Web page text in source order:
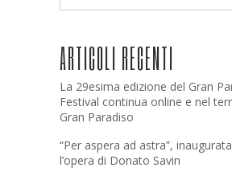
ARTICOLI RECENTI
La 29esima edizione del Gran
Festival continua online e nel
Gran Paradiso
“Per aspera ad astra”,
l’opera di Donato Savin